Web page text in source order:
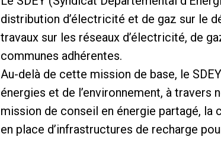
distribution d’électricité et de gaz sur le
travaux sur les réseaux d’électricité, de
communes adhérentes.
Au-delà de cette mission de base, le
énergies et de l’environnement, à travers
mission de conseil en énergie partagé, la
en place d’infrastructures de recharge